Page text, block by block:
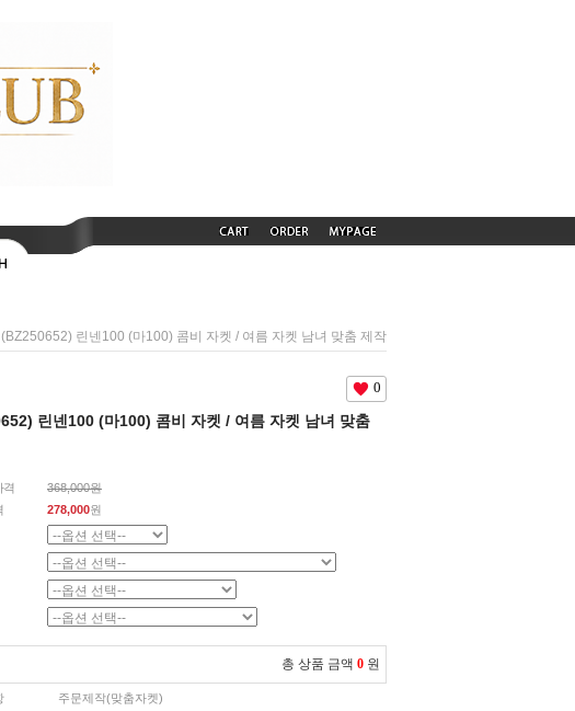
린넨100 (마100) 콤비 자켓 / 여름 자켓 남녀 맞춤 제작
0
린넨100 (마100) 콤비 자켓 / 여름 자켓 남녀 맞춤
격
368,000원
278,000원
총 상품 금액 0 원
주문제작(맞춤자켓)